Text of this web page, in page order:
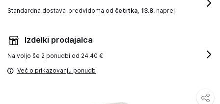
Standardna dostava predvidoma od četrtka, 13.8. naprej
Izdelki prodajalca
Na voljo še 2 ponudbi od 24.40 €
Več o prikazovanju ponudb